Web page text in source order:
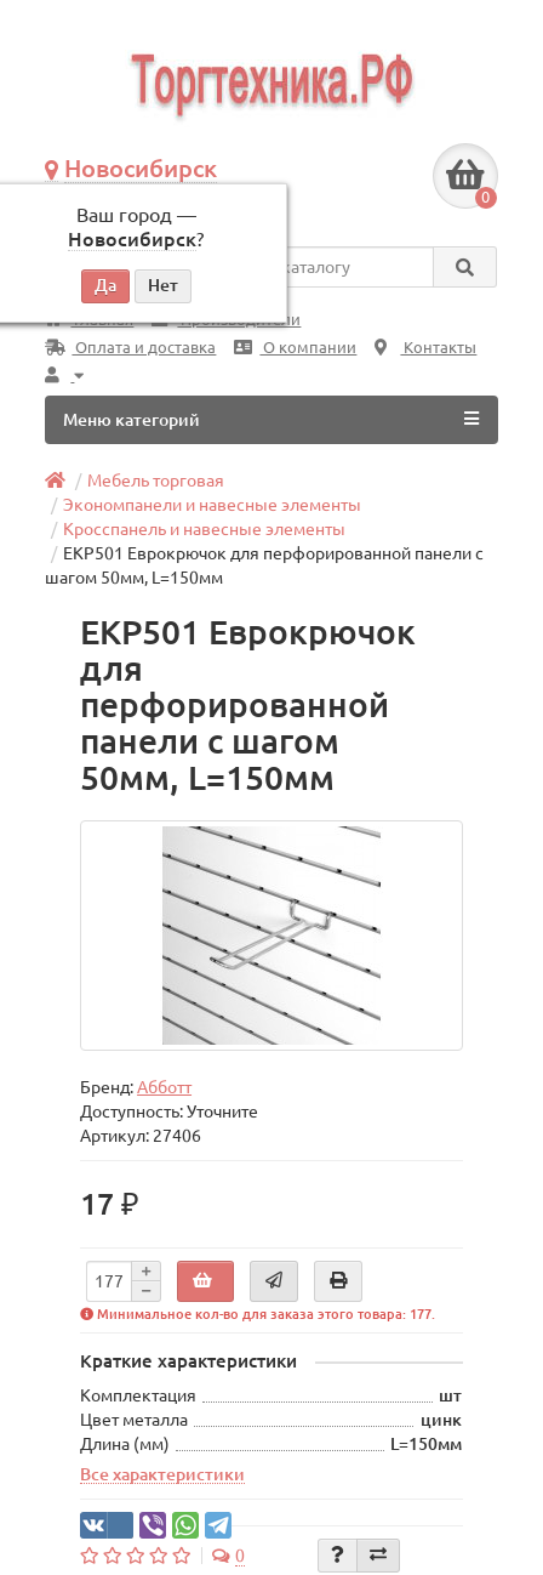
Новосибирск
Ваш город —
Новосибирск?
по будням, с 09:00 до 18:00
0
Везде
Главная
Производители
Оплата и доставка
О компании Контакты
Меню категорий
Мебель торговая
Экономпанели и навесные элементы
Кросспанель и навесные элементы
ЕКР501 Еврокрючок для перфорированной панели с
шагом 50мм, L=150мм
ЕКР501 Еврокрючок
для
перфорированной
панели с шагом
50мм, L=150мм
Бренд:Абботт
Доступность: Уточните
Артикул: 27406
17 ₽
Минимальное кол-во для заказа этого товара: 177.
Краткие характеристики
Комплектация
шт
Цвет металла
цинк
Длина (мм)
L=150мм
Все характеристики
0